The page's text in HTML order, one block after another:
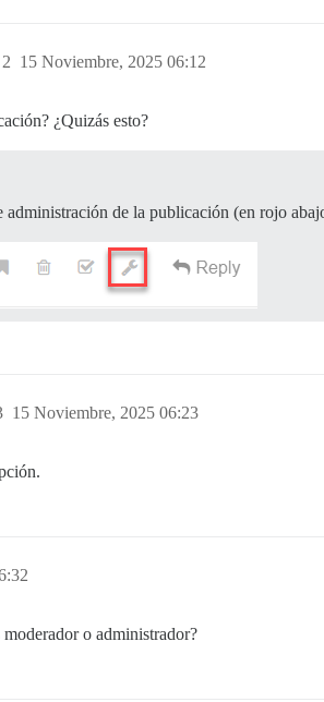
15 Noviembre, 2025 06:12
2
¿Quizás esto?
de la publicación (en rojo
15 Noviembre, 2025 06:23
o administrador?